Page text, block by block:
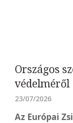
Országos
védelméről
23/07/2026
Az Európai